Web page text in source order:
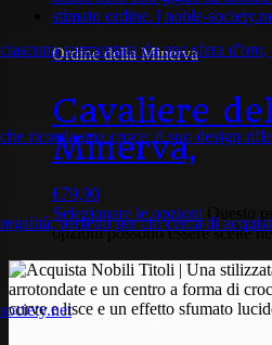
Ordine della Minerva
Cavaliere
Minerva,
€79,90
Selezionare le opzioni Questo
opzioni possono essere scelte